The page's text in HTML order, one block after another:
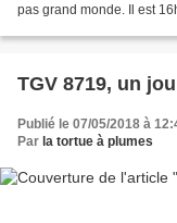
pas grand monde. Il est
TGV 8719, un
Publié le 07/05/2018 à
Par la tortue à plumes